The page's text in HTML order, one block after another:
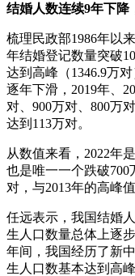
结婚人数连续9年下降
梳理民政部1986年以
年结婚登记数量突破
达到高峰（1346.9万
逐年下滑，2019年、
对、900万对、800万
达到113万对。
从数值来看，2022年
也是唯一一个跌破700
对，与2013年的高峰
任远表示，我国结婚
生人口数量总体上逐
年间，我国经历了新
生人口数基本达到高